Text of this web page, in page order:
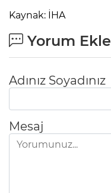
Kaynak: İHA
Yorum Ekle
Adınız Soyadınız
Mesaj